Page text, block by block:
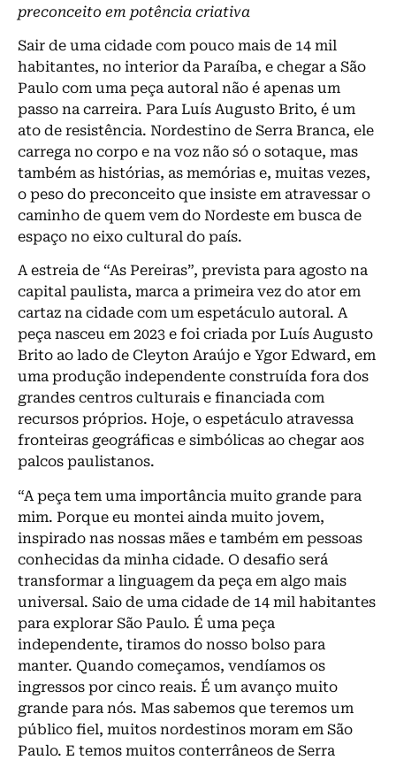
preconceito em potência criativa
Sair de uma cidade com pouco mais de 14 mil
habitantes, no interior da Paraíba, e chegar a São
Paulo com uma peça autoral não é apenas um
passo na carreira. Para Luís Augusto Brito, é um
ato de resistência. Nordestino de Serra Branca, ele
carrega no corpo e na voz não só o sotaque, mas
também as histórias, as memórias e, muitas vezes,
o peso do preconceito que insiste em atravessar o
caminho de quem vem do Nordeste em busca de
espaço no eixo cultural do país.
A estreia de “As Pereiras”, prevista para agosto na
capital paulista, marca a primeira vez do ator em
cartaz na cidade com um espetáculo autoral. A
peça nasceu em 2023 e foi criada por Luís Augusto
Brito ao lado de Cleyton Araújo e Ygor Edward, em
uma produção independente construída fora dos
grandes centros culturais e financiada com
recursos próprios. Hoje, o espetáculo atravessa
fronteiras geográficas e simbólicas ao chegar aos
palcos paulistanos.
“A peça tem uma importância muito grande para
mim. Porque eu montei ainda muito jovem,
inspirado nas nossas mães e também em pessoas
conhecidas da minha cidade. O desafio será
transformar a linguagem da peça em algo mais
universal. Saio de uma cidade de 14 mil habitantes
para explorar São Paulo. É uma peça
independente, tiramos do nosso bolso para
manter. Quando começamos, vendíamos os
ingressos por cinco reais. É um avanço muito
grande para nós. Mas sabemos que teremos um
público fiel, muitos nordestinos moram em São
Paulo. E temos muitos conterrâneos de Serra